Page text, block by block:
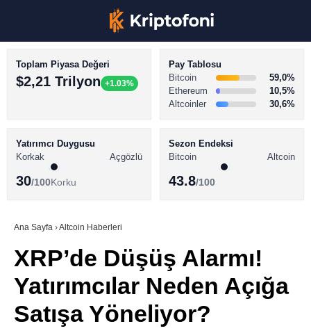
Youtube
TikTok
BİTCOİN HABERLERİ
ALTCOİN HABERLERİ
SÖZLÜK
Toplam Piyasa Değeri
$2,21 Trilyon +1.03%
Pay Tablosu
Bitcoin
59,0%
Ethereum
10,5%
Altcoinler
30,6%
Yatırımcı Duygusu
Korkak
Açgözlü
30/100Korku
Sezon Endeksi
Bitcoin
Altcoin
43.8/100
Ana Sayfa ›Altcoin Haberleri
XRP’de Düşüş Alarmı!
Yatırımcılar Neden Açığa
Satışa Yöneliyor?